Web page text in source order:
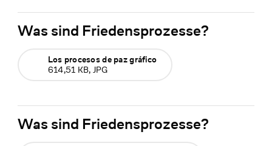
Was sind Friedensprozesse?
Los procesos de paz gráfico
614,51 KB, JPG
Was sind Friedensprozesse?